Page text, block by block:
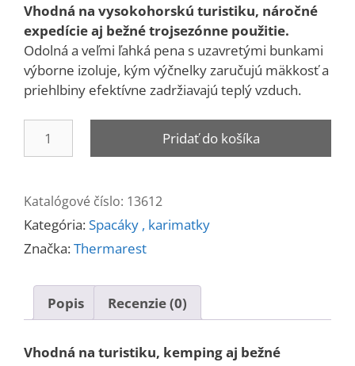
Vhodná na vysokohorskú turistiku, náročné
expedície aj bežné trojsezónne použitie.
Odolná a veľmi ľahká pena s uzavretými bunkami
výborne izoluje, kým výčnelky zaručujú mäkkosť a
priehlbiny efektívne zadržiavajú teplý vzduch.
Karimatka
Z
Lite
Pridať do košíka
Katalógové číslo: 13612
Kategória:Spacáky , karimatky
Značka:Thermarest
Popis Recenzie (0)
Vhodná na turistiku, kemping aj bežné